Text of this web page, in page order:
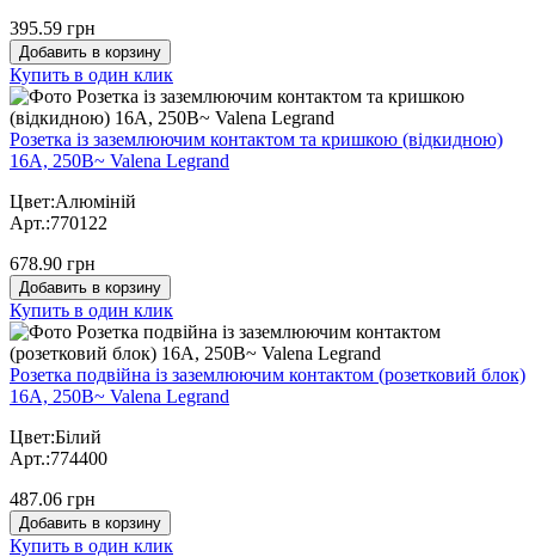
395.59 грн
Добавить в корзину
Купить в один клик
Розетка із заземлюючим контактом та кришкою (відкидною)
16А, 250В~ Valena Legrand
Цвет:Алюміній
Арт.:770122
678.90 грн
Добавить в корзину
Купить в один клик
Розетка подвійна із заземлюючим контактом (розетковий блок)
16А, 250В~ Valena Legrand
Цвет:Білий
Арт.:774400
487.06 грн
Добавить в корзину
Купить в один клик